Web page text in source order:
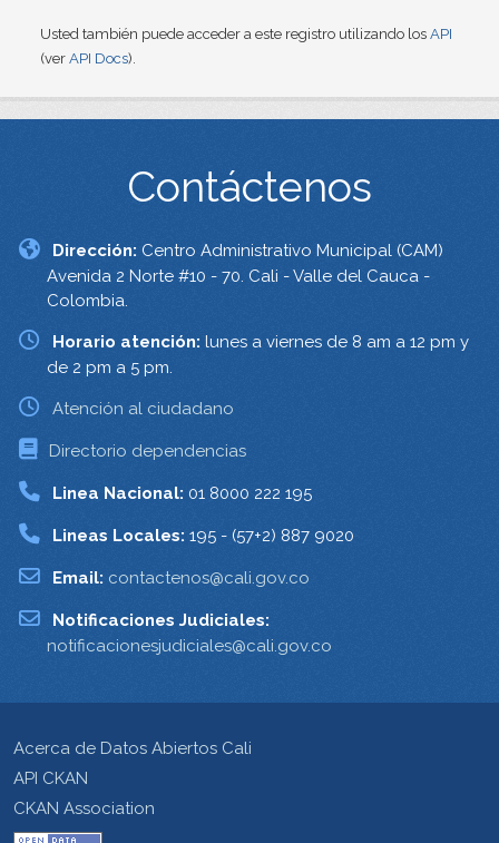
Usted también puede acceder a este registro utilizando los API
(ver API Docs).
Contáctenos
Dirección: Centro Administrativo Municipal (CAM)
Avenida 2 Norte #10 - 70. Cali - Valle del Cauca -
Colombia.
Horario atención: lunes a viernes de 8 am a 12 pm y
de 2 pm a 5 pm.
Atención al ciudadano
Directorio dependencias
Linea Nacional: 01 8000 222 195
Lineas Locales: 195 - (57+2) 887 9020
Email: contactenos@cali.gov.co
Notificaciones Judiciales:
notificacionesjudiciales@cali.gov.co
Acerca de Datos Abiertos Cali
API CKAN
CKAN Association